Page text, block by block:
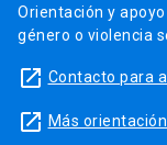
Orientación y
género o violencia
launch Contacto para
launch Más orientación